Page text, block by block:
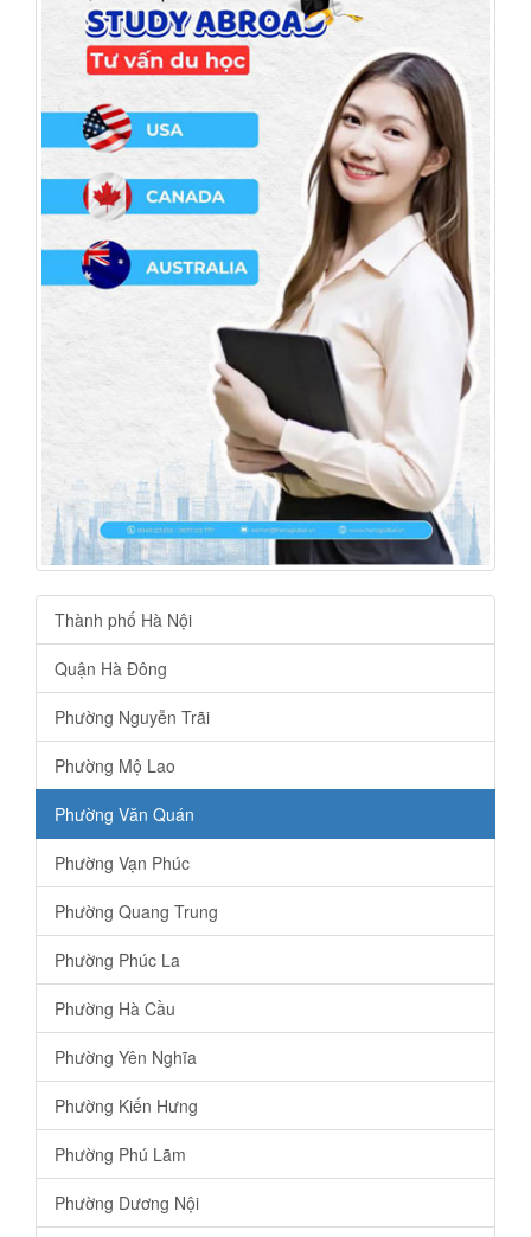
Thành phố Hà Nội
Quận Hà Đông
Phường Nguyễn Trãi
Phường Mộ Lao
Phường Văn Quán
Phường Vạn Phúc
Phường Quang Trung
Phường Phúc La
Phường Hà Cầu
Phường Yên Nghĩa
Phường Kiến Hưng
Phường Phú Lãm
Phường Dương Nội